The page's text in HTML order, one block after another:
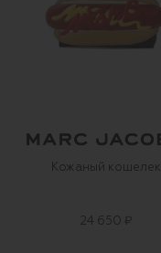
Кожаный кошелек
24 650 ₽